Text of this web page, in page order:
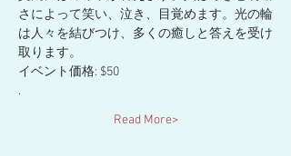
さによって笑い、泣き、目覚めます。光の輪
は人々を結びつけ、多くの癒しと答えを受け
取ります。
イベント価格: $50
.
Read More>